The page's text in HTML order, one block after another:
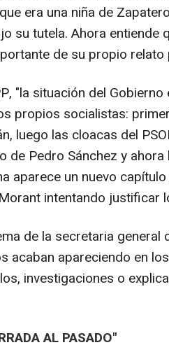
era una niña de
su tutela. Ahora entiende
de su propio relato
"la situación del
propios socialistas:
luego las cloacas del
de Pedro Sánchez y
aparece un nuevo
intentando justificar
de la secretaria general
acaban apareciendo en
investigaciones o
AL PASADO"